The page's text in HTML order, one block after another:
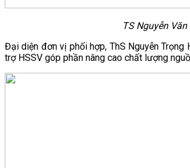
TS Nguyễn
Đại diện đơn vị phối hợp, ThS Nguyễn
trợ HSSV góp phần nâng cao chất lượng